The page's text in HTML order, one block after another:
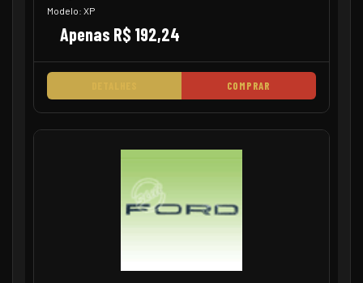
Modelo: XP
Apenas R$ 192,24
COMPRAR